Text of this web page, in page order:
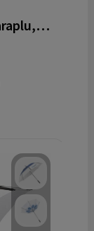
Falcone hoge kwaliteit golfparaplu, automaat